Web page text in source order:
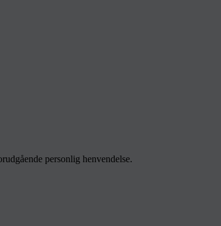
personlig henvendelse.